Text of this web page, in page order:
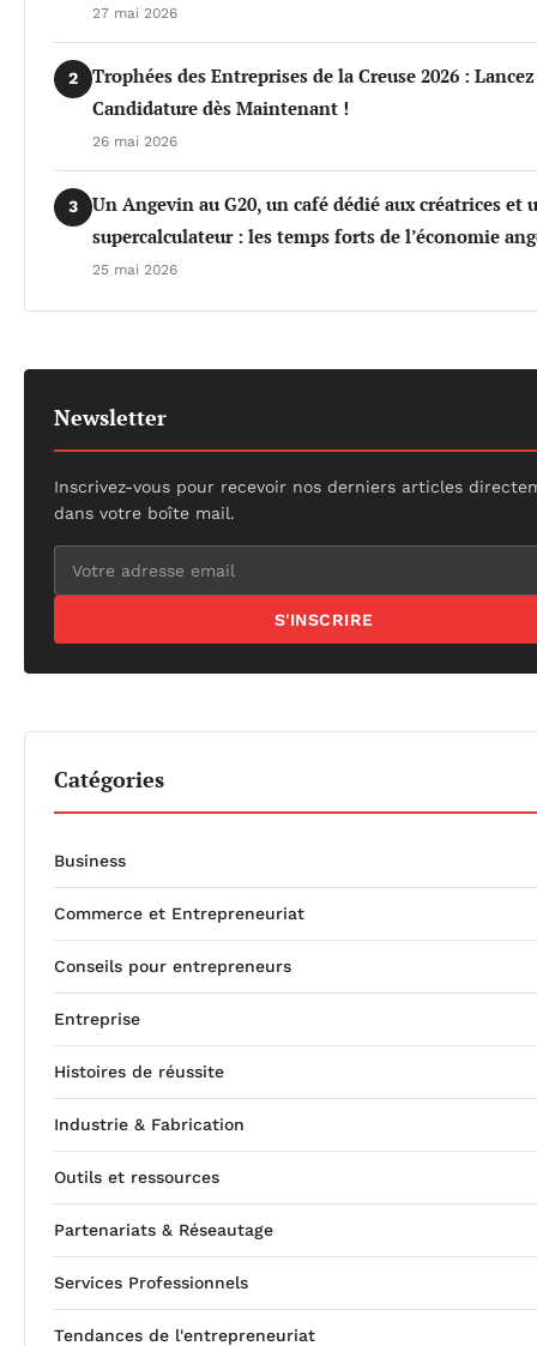
27 mai 2026
2
Trophées des Entreprises de la Creuse 2026 :
Candidature dès Maintenant !
26 mai 2026
3
Un Angevin au G20, un café dédié aux créatrices et
supercalculateur : les temps forts de l’économie
25 mai 2026
Newsletter
Inscrivez-vous pour recevoir nos derniers articles
dans votre boîte mail.
S'INSCRIRE
Catégories
Business
Commerce et Entrepreneuriat
Conseils pour entrepreneurs
Entreprise
Histoires de réussite
Industrie & Fabrication
Outils et ressources
Partenariats & Réseautage
Services Professionnels
Tendances de l'entrepreneuriat